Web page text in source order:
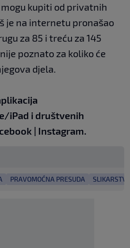
kupiti od privatnih
je na internetu pronašao
za 85 i treću za 145
poznato za koliko će
djela.
iPad i društvenih
| Instagram.
PRAVOMOĆNA PRESUDA